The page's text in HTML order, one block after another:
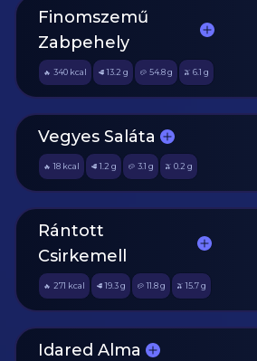
Finomszemű
Zabpehely
🔥 340 kcal 🥩 13.2 g 🥔 54.8 g 🫒 6.1 g
Vegyes Saláta
🔥 18 kcal 🥩 1.2 g 🥔 3.1 g 🫒 0.2 g
Rántott
Csirkemell
🔥 271 kcal 🥩 19.3g 🥔 11.8 g 🫒 15.7g
Idared Alma